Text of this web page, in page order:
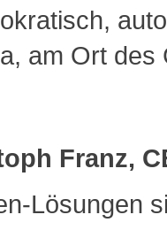
am Ort des
Franz,
Lösungen